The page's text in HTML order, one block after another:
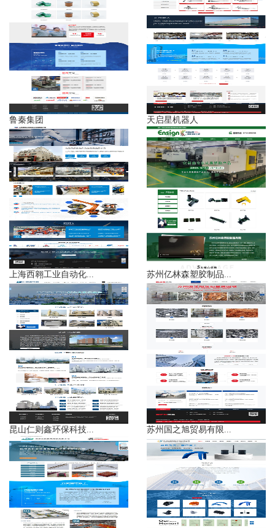
鲁秦集团 天启星机器人
上海西翱工业自动化... 苏州亿林森塑胶制品...
昆山仁则鑫环保科技... 苏州国之旭贸易有限...